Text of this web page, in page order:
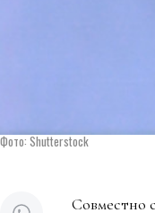
Фото: Shutterstock
Совместно